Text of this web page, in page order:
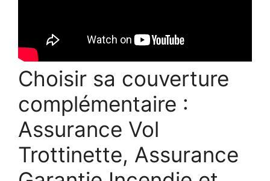
Choisir sa couverture
complémentaire :
Assurance Vol
Trottinette, Assurance